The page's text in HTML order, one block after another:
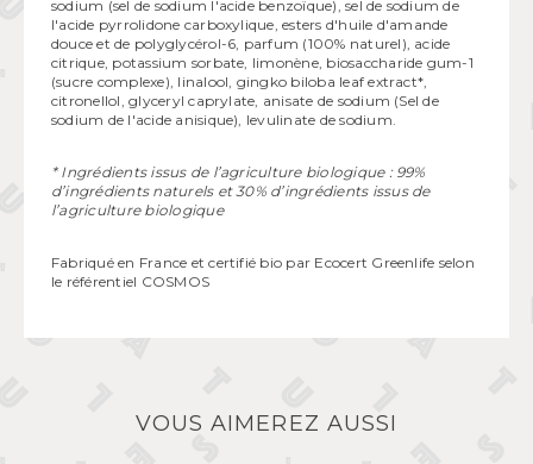
sodium (sel de sodium l'acide benzoïque), sel de sodium de
l'acide pyrrolidone carboxylique, esters d'huile d'amande
douce et de polyglycérol-6, parfum (100% naturel), acide
citrique, potassium sorbate, limonène, biosaccharide gum-1
(sucre complexe), linalool, gingko biloba leaf extract*,
citronellol, glyceryl caprylate, anisate de sodium (Sel de
sodium de l'acide anisique), levulinate de sodium.
* Ingrédients issus de l’agriculture biologique : 99%
d’ingrédients naturels et 30% d’ingrédients issus de
l’agriculture biologique
Fabriqué en France et certifié bio par Ecocert Greenlife selon
le référentiel COSMOS
VOUS AIMEREZ AUSSI